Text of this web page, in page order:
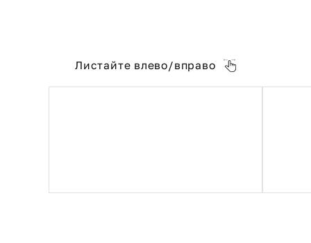
Листайте влево/вправо